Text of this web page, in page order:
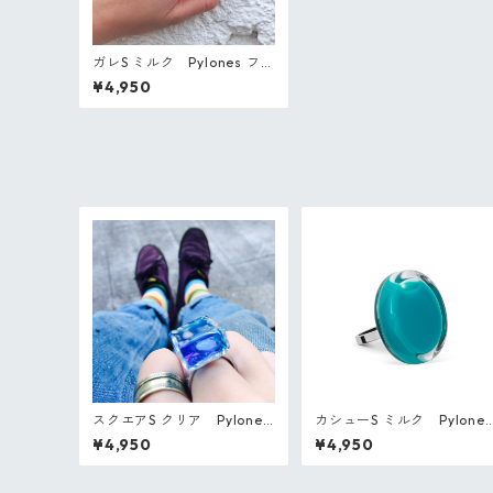
ガレS ミルク Pylones フラ
ンス ガラスのリング
¥4,950
スクエアS クリア Pylones
フランス ガラスのリング
¥4,950
カシューS ミルク Pylones
フランス ガラスのリング
¥4,950